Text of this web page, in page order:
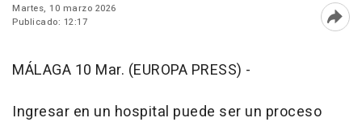
Martes, 10 marzo 2026
Publicado: 12:17
MÁLAGA 10 Mar. (EUROPA PRESS) -
Ingresar en un hospital puede ser un proceso